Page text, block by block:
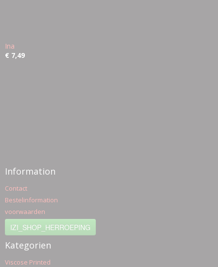
Ina
€ 7,49
Information
Contact
Bestelinformation
voorwaarden
IZI_SHOP_HERROEPING
Kategorien
Viscose Printed